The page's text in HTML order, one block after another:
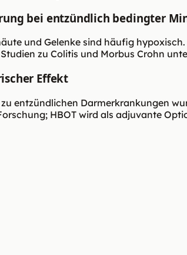
bei entzündlich bedingter
und Gelenke sind häufig
zu Colitis und Morbus Crohn
Effekt
entzündlichen Darmerkrankungen
HBOT wird als adjuvante